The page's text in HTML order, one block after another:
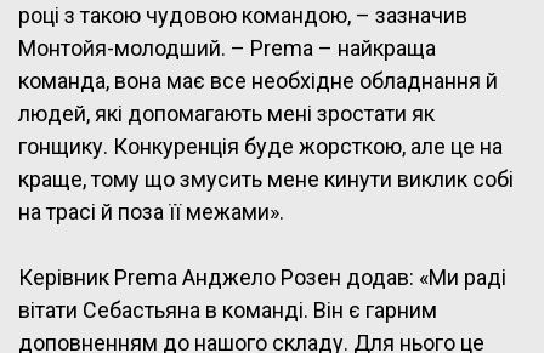
році з такою чудовою командою, – зазначив
Монтойя-молодший. – Prema – найкраща
команда, вона має все необхідне обладнання й
людей, які допомагають мені зростати як
гонщику. Конкуренція буде жорсткою, але це на
краще, тому що змусить мене кинути виклик собі
на трасі й поза її межами».
Керівник Prema Анджело Розен додав: «Ми раді
вітати Себастьяна в команді. Він є гарним
доповненням до нашого складу. Для нього це